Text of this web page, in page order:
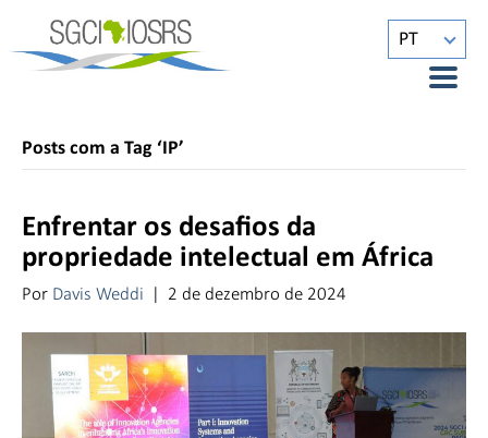
PT
Posts com a Tag ‘IP’
Enfrentar os desafios da
propriedade intelectual em África
Por Davis Weddi | 2 de dezembro de 2024